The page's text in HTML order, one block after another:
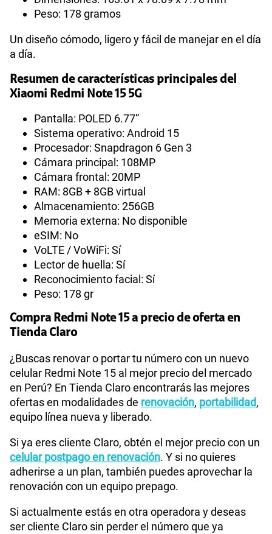
Peso: 178 gramos
Un diseño cómodo, ligero y fácil de manejar en el día
a día.
Resumen de características principales del
Xiaomi Redmi Note 15 5G
Pantalla: POLED 6.77”
Sistema operativo: Android 15
Procesador: Snapdragon 6 Gen 3
Cámara principal: 108MP
Cámara frontal: 20MP
RAM: 8GB + 8GB virtual
Almacenamiento: 256GB
Memoria externa: No disponible
eSIM: No
VoLTE / VoWiFi: Sí
Lector de huella: Sí
Reconocimiento facial: Sí
Peso: 178 gr
Compra Redmi Note 15 a precio de oferta en
Tienda Claro
¿Buscas renovar o portar tu número con un nuevo
celular Redmi Note 15 al mejor precio del mercado
en Perú? En Tienda Claro encontrarás las mejores
ofertas en modalidades de renovación, portabilidad,
equipo línea nueva y liberado.
Si ya eres cliente Claro, obtén el mejor precio con un
celular postpago en renovación. Y si no quieres
adherirse a un plan, también puedes aprovechar la
renovación con un equipo prepago.
Si actualmente estás en otra operadora y deseas
ser cliente Claro sin perder el número que ya